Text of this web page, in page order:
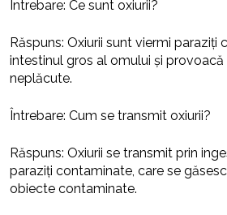
Întrebare: Ce sunt oxiurii?
Răspuns: Oxiurii sunt viermi paraziți
intestinul gros al omului și
neplăcute.
Întrebare: Cum se transmit oxiurii?
Răspuns: Oxiurii se transmit prin
paraziți contaminate, care se
obiecte contaminate.